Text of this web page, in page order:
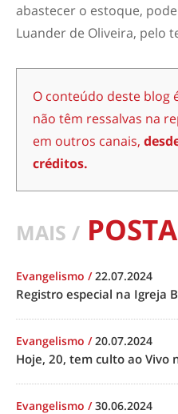
abastecer o estoque,
Luander de Oliveira, pelo
O conteúdo deste blog
não têm ressalvas na
em outros canais,
créditos.
MAIS /
Evangelismo /22.07.2024
Registro especial na Igreja
Evangelismo /20.07.2024
Hoje, 20, tem culto ao Vivo
Evangelismo /30.06.2024